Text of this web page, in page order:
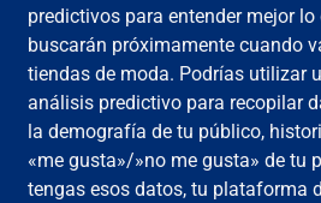
predictivos para entender mejor
buscarán próximamente cuando
tiendas de moda. Podrías utilizar
análisis predictivo para recopilar
la demografía de tu público,
«me gusta»/»no me gusta» de tu
tengas esos datos, tu plataforma